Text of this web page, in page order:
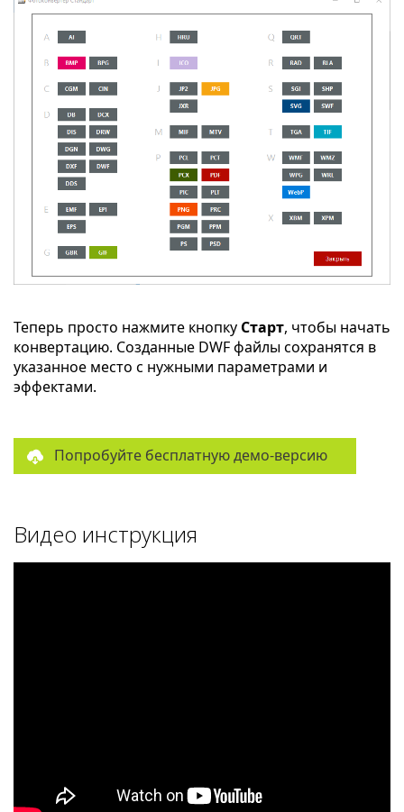
Теперь просто нажмите кнопку Старт, чтобы начать
конвертацию. Созданные DWF файлы сохранятся в
указанное место с нужными параметрами и
эффектами.
Попробуйте бесплатную демо-версию
Видео инструкция